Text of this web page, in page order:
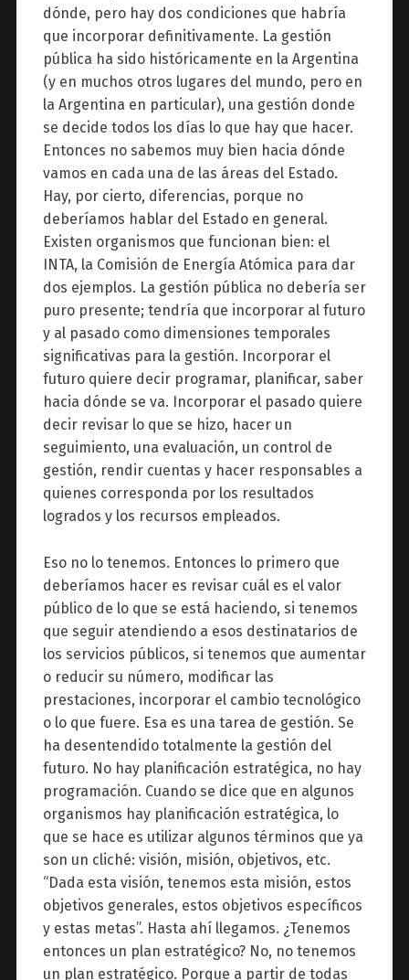
dónde, pero hay dos condiciones que habría
que incorporar definitivamente. La gestión
pública ha sido históricamente en la Argentina
(y en muchos otros lugares del mundo, pero en
la Argentina en particular), una gestión donde
se decide todos los días lo que hay que hacer.
Entonces no sabemos muy bien hacia dónde
vamos en cada una de las áreas del Estado.
Hay, por cierto, diferencias, porque no
deberíamos hablar del Estado en general.
Existen organismos que funcionan bien: el
INTA, la Comisión de Energía Atómica para dar
dos ejemplos. La gestión pública no debería ser
puro presente; tendría que incorporar al futuro
y al pasado como dimensiones temporales
significativas para la gestión. Incorporar el
futuro quiere decir programar, planificar, saber
hacia dónde se va. Incorporar el pasado quiere
decir revisar lo que se hizo, hacer un
seguimiento, una evaluación, un control de
gestión, rendir cuentas y hacer responsables a
quienes corresponda por los resultados
logrados y los recursos empleados.
Eso no lo tenemos. Entonces lo primero que
deberíamos hacer es revisar cuál es el valor
público de lo que se está haciendo, si tenemos
que seguir atendiendo a esos destinatarios de
los servicios públicos, si tenemos que aumentar
o reducir su número, modificar las
prestaciones, incorporar el cambio tecnológico
o lo que fuere. Esa es una tarea de gestión. Se
ha desentendido totalmente la gestión del
futuro. No hay planificación estratégica, no hay
programación. Cuando se dice que en algunos
organismos hay planificación estratégica, lo
que se hace es utilizar algunos términos que ya
son un cliché: visión, misión, objetivos, etc.
“Dada esta visión, tenemos esta misión, estos
objetivos generales, estos objetivos específicos
y estas metas”. Hasta ahí llegamos. ¿Tenemos
entonces un plan estratégico? No, no tenemos
un plan estratégico. Porque a partir de todas